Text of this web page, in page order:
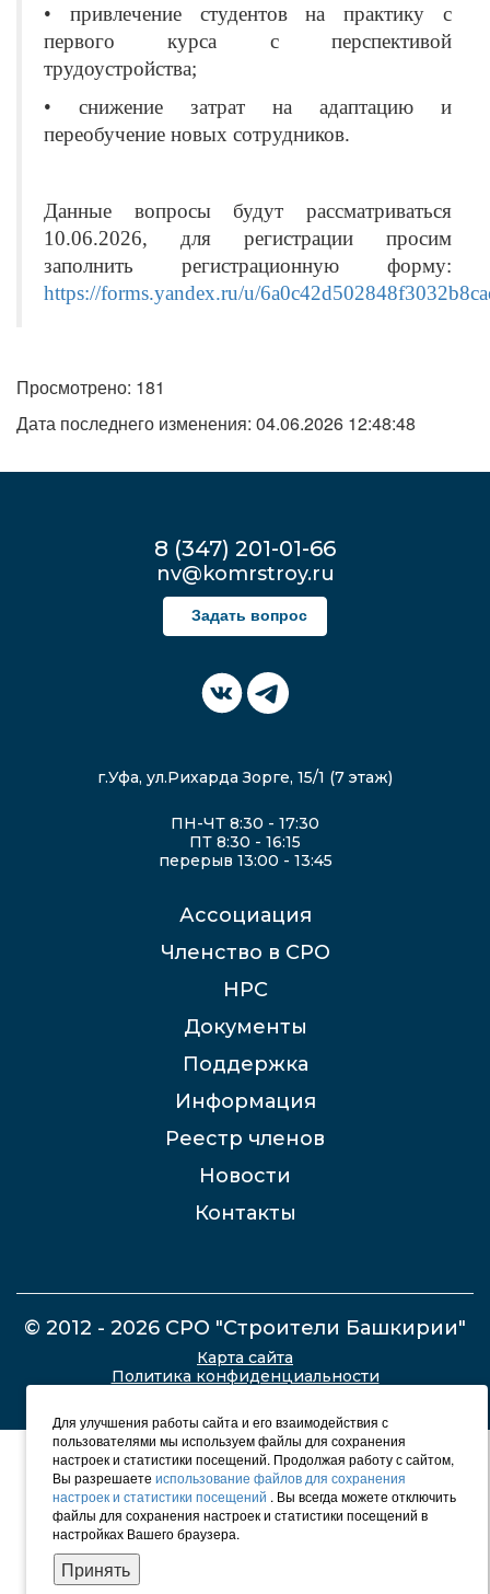
• привлечение студентов на практику с
первого курса с перспективой
трудоустройства;
• снижение затрат на адаптацию и
переобучение новых сотрудников.
Данные вопросы будут рассматриваться
10.06.2026, для регистрации просим
заполнить регистрационную форму:
https://forms.yandex.ru/u/
Просмотрено: 181
Дата последнего изменения: 04.06.2026 12:48:48
8 (347) 201-01-66
nv@komrstroy.ru
Задать вопрос
г.Уфа, ул.Рихарда Зорге, 15/1 (7 этаж)
ПН-ЧТ 8:30 - 17:30
ПТ 8:30 - 16:15
перерыв 13:00 - 13:45
Ассоциация
Членство в СРО
НРС
Документы
Поддержка
Информация
Реестр членов
Новости
Контакты
© 2012 - 2026 СРО "Строители Башкирии"
Карта сайта
Политика конфиденциальности
Для улучшения работы сайта и его взаимодействия с
пользователями мы используем файлы для сохранения
настроек и статистики посещений. Продолжая работу с сайтом,
Вы разрешаетеиспользование файлов для сохранения
настроек и статистики посещений . Вы всегда можете отключить
файлы для сохранения настроек и статистики посещений в
настройках Вашего браузера.
Принять